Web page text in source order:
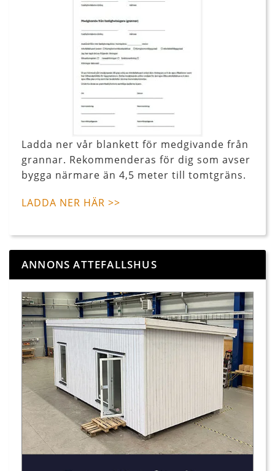
Ladda ner vår blankett för medgivande från
grannar. Rekommenderas för dig som avser
bygga närmare än 4,5 meter till tomtgräns.
LADDA NER HÄR >>
ANNONS ATTEFALLSHUS